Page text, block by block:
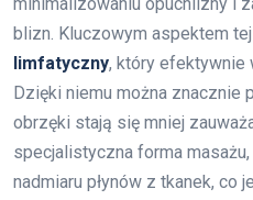
blizn. Kluczowym aspektem
limfatyczny, który efektywnie
Dzięki niemu można znacznie
obrzęki stają się mniej
specjalistyczna forma masażu,
nadmiaru płynów z tkanek, co